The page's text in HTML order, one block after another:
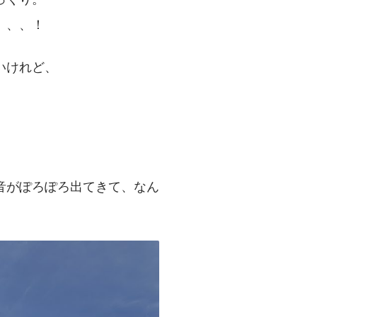
、！
れど、
ぽろぽろ出てきて、なん